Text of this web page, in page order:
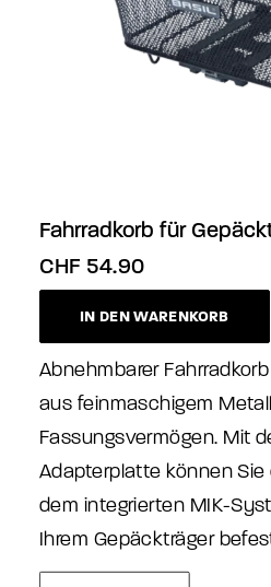
Fahrradkorb für
CHF 54.90
IN DEN WARENKORB
Abnehmbarer
aus feinmaschigem
Fassungsvermögen. Mit
Adapterplatte können Sie
dem integrierten MIK-
Ihrem Gepäckträger